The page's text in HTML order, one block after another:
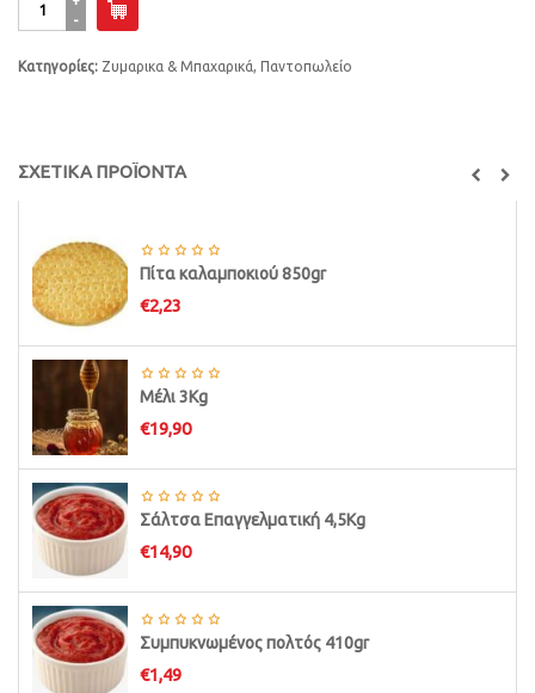
ΣΧΕΤΙΚΑ ΠΡΟΪΟΝΤΑ
Πίτα καλαμποκιού 850gr
€2,23
Μέλι 3Kg
€19,90
Σάλτσα Επαγγελματική 4,5Kg
€14,90
Συμπυκνωμένος πολτός 410gr
€1,49
Κατηγορίες: Ζυμαρικα & Μπαχαρικά, Παντοπωλείο